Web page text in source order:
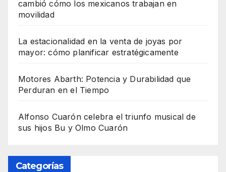
cambió cómo los mexicanos trabajan en
movilidad
La estacionalidad en la venta de joyas por
mayor: cómo planificar estratégicamente
Motores Abarth: Potencia y Durabilidad que
Perduran en el Tiempo
Alfonso Cuarón celebra el triunfo musical de
sus hijos Bu y Olmo Cuarón
Categorías